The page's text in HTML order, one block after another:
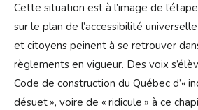
Cette situation est à l’image de
sur le plan de l’accessibilité
et citoyens peinent à se retrouver
règlements en vigueur. Des voix
Code de construction du Québec d’«
désuet », voire de « ridicule » à ce